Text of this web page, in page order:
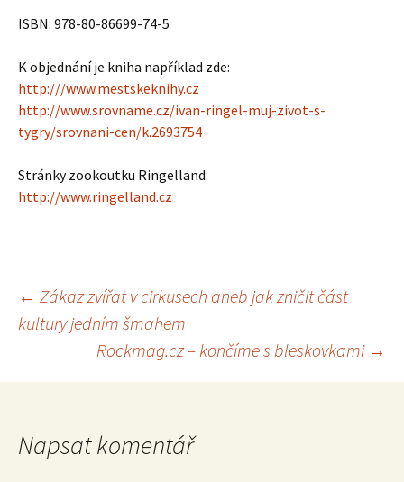
ISBN: 978-80-86699-74-5
K objednání je kniha například zde:
http:///www.mestskeknihy.cz
http://www.srovname.cz/ivan-ringel-muj-zivot-s-
tygry/srovnani-cen/k.2693754
Stránky zookoutku Ringelland:
http://www.ringelland.cz
Navigace
pro
příspěvek
← Zákaz zvířat v cirkusech aneb jak zničit část
kultury jedním šmahem
Rockmag.cz – končíme s bleskovkami →
Napsat komentář